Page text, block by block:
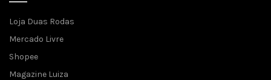
Loja Duas Rodas
Mercado Livre
Shopee
Magazine Luiza